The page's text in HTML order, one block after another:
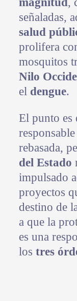
señaladas,
salud
prolifera
mosquitos
Nilo
el dengue.
El punto es
rebasada,
del Estado
impulsado
proyectos
destino de
a que la
es una
los tres